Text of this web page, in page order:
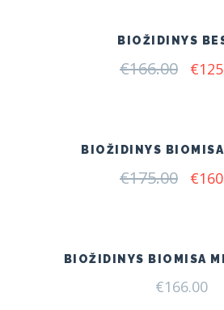
BIOŽIDINYS
€166.00 €
BIOŽIDINYS
€175.00 €
BIOŽIDINYS BIOMISA
€166.00